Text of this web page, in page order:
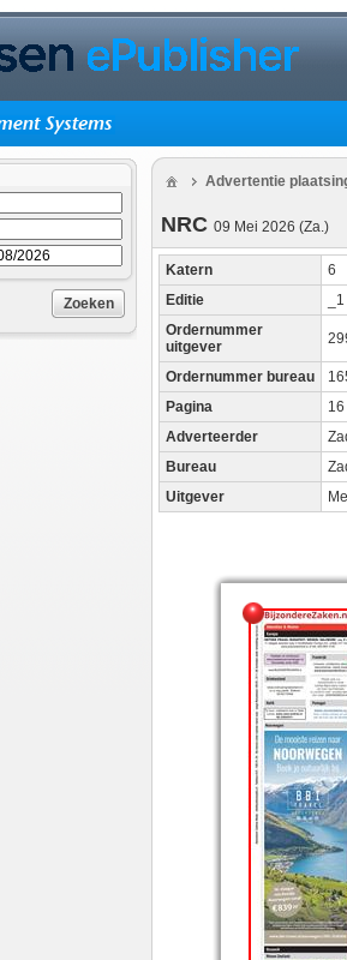
Zoeken
Advertentie
NRC 09 Mei 2026 (Za.)
Katern
6
Editie
_1
Ordernummer
uitgever
Ordernummer bureau
Pagina
Adverteerder
Bureau
Uitgever